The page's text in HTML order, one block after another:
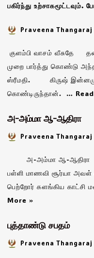
பகிர்ந்து உற்சாகமூட்டவும்.
Praveena Thangaraj
குளம்பி வாசம் வீசுதே
முறை பார்த்து கொண்டு அந்த
ஸ்ரீமதி. கிருஷ்
கொண்டிருந்தான். …
அ-அம்மா ஆ-ஆதிரா
Praveena Thangaraj
அ-அம்மா ஆ-
பள்ளி மாணவி சூர்யா அவள்
பெற்றோர் களங்கிய காட்சி
More »
புத்தாண்டு சபதம்
Praveena Thangaraj